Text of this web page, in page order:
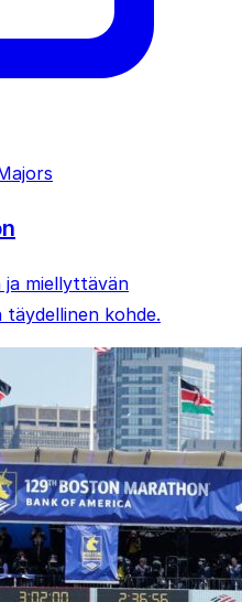
miellyttävän
kohde.